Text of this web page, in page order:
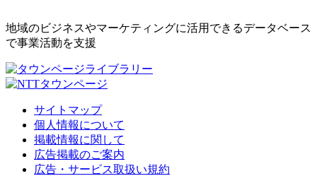
地域のビジネスやマーケティングに活用できるデータベース
で事業活動を支援
サイトマップ
個人情報について
掲載情報に関して
広告掲載のご案内
広告・サービス取扱い規約